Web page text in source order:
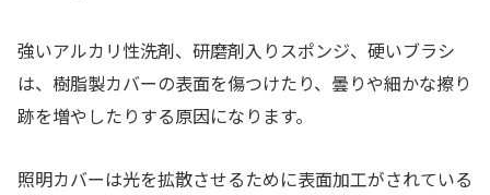
強いアルカリ性洗剤、研磨剤入りスポンジ、硬いブラシ
は、樹脂製カバーの表面を傷つけたり、曇りや細かな擦り
跡を増やしたりする原因になります。
照明カバーは光を拡散させるために表面加工がされている